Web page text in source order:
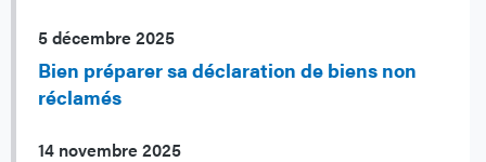
5 décembre 2025
Bien préparer sa déclaration de biens non
réclamés
14 novembre 2025